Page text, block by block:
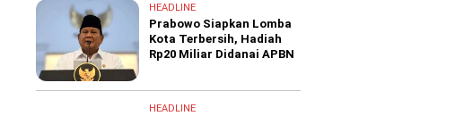
HEADLINE
Prabowo Siapkan Lomba
Kota Terbersih, Hadiah
Rp20 Miliar Didanai APBN
HEADLINE